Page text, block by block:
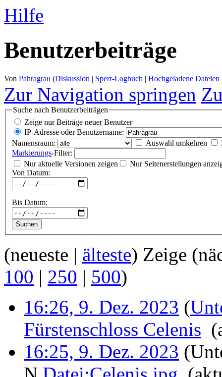
Hilfe
Benutzerbeiträge
Von Pahragrau (Diskussion | Sperr-Logbuch | Hochgeladene Dateien
Zur Navigation springen
Suche nach Benutzerbeiträgen
Zeige nur Beiträge neuer Benutzer
IP-Adresse oder Benutzername:
Namensraum:
Auswahl umkehren
Markierungs-Filter:
Nur aktuelle Versionen zeigen
Nur Seitenerstellungen
Von Datum:
Bis Datum:
(neueste | älteste) Zeige
100 | 250 | 500)
16:26, 9. Dez. 2023 (
Fürstenschloss Celenis
16:25, 9. Dez. 2023